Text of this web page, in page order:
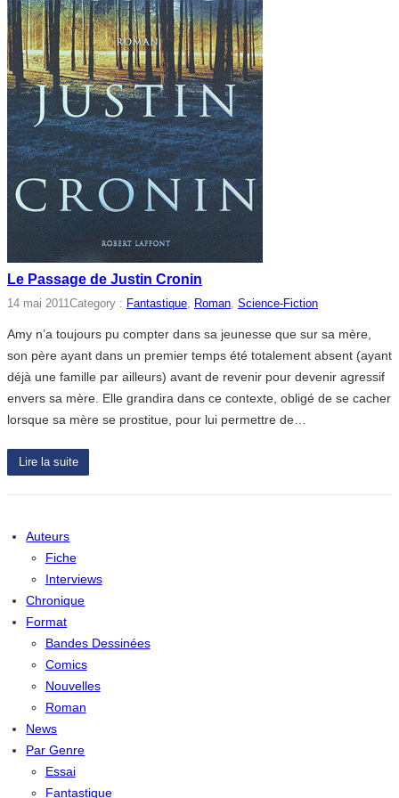
Le Passage de Justin Cronin
14 mai 2011Category : Fantastique, Roman, Science-Fiction
Amy n’a toujours pu compter dans sa jeunesse que sur sa mère,
son père ayant dans un premier temps été totalement absent (ayant
déjà une famille par ailleurs) avant de revenir pour devenir agressif
envers sa mère. Elle grandira dans ce contexte, obligé de se cacher
lorsque sa mère se prostitue, pour lui permettre de…
Lire la suite
Auteurs
Fiche
Interviews
Chronique
Format
Bandes Dessinées
Comics
Nouvelles
Roman
News
Par Genre
Essai
Fantastique